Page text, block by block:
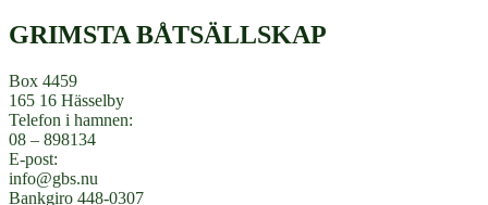
GRIMSTA BÅTSÄLLSKAP
Box 4459
165 16 Hässelby
Telefon i hamnen:
08 – 898134
E-post:
info@gbs.nu
Bankgiro 448-0307